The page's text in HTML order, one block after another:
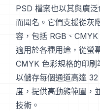
PSD 檔案也以其與廣
而聞名。它們支援從灰
容，包括 RGB、
適用於各種用途，從螢
CMYK 色彩規格的印
以儲存每個通道高達
度，提供高動態範圍，
技術。